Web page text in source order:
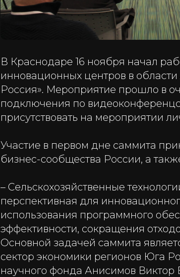
В Краснодаре 16 ноября начал
инновационных центров в
Россия». Мероприятие прошло в
подключения по
присутствовать на мероприятии
Участие в первом дне саммита
бизнес-сообщества России, а
– Сельскохозяйственные
перспективная для
использования программного
эффективности, сокращения
Основной задачей саммита
сектор экономики регионов Юга
научного фонда Анисимов Виктор